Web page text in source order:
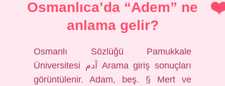
Osmanlıca’da “Adem” ne
anlama gelir?
Osmanlı Sözlüğü Pamukkale
Üniversitesi آدم Arama giriş sonuçları
görüntülenir. Adam, beş. § Mert ve